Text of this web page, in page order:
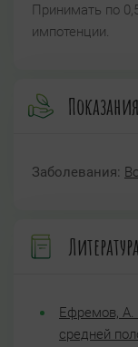
Принимать по
импотенции.
Показания
Заболевания:
Литература
Ефремов, А.
средней